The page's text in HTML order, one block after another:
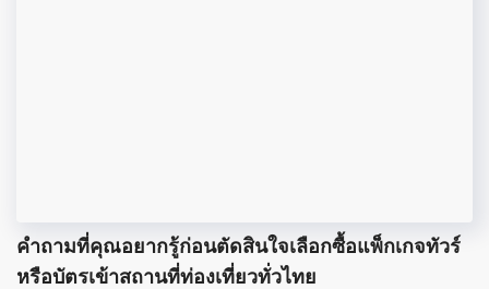
คำถามที่คุณอยากรู้ก่อนตัดสินใจเลือกซื้อแพ็กเกจทัวร์
หรือบัตรเข้าสถานที่ท่องเที่ยวทั่วไทย